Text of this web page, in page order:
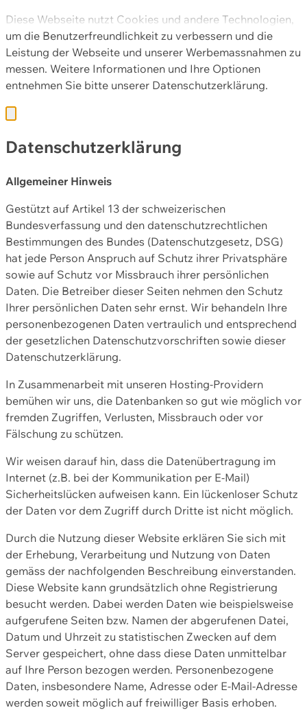
Diese Webseite nutzt Cookies und andere Technologien,
um die Benutzerfreundlichkeit zu verbessern und die
Leistung der Webseite und unserer Werbemassnahmen zu
messen. Weitere Informationen und Ihre Optionen
entnehmen Sie bitte unserer Datenschutzerklärung.
Datenschutzerklärung
Allgemeiner Hinweis
Gestützt auf Artikel 13 der schweizerischen
Bundesverfassung und den datenschutzrechtlichen
Bestimmungen des Bundes (Datenschutzgesetz, DSG)
hat jede Person Anspruch auf Schutz ihrer Privatsphäre
sowie auf Schutz vor Missbrauch ihrer persönlichen
Daten. Die Betreiber dieser Seiten nehmen den Schutz
Ihrer persönlichen Daten sehr ernst. Wir behandeln Ihre
personenbezogenen Daten vertraulich und entsprechend
der gesetzlichen Datenschutzvorschriften sowie dieser
Datenschutzerklärung.
In Zusammenarbeit mit unseren Hosting-Providern
bemühen wir uns, die Datenbanken so gut wie möglich vor
fremden Zugriffen, Verlusten, Missbrauch oder vor
Fälschung zu schützen.
Wir weisen darauf hin, dass die Datenübertragung im
Internet (z.B. bei der Kommunikation per E-Mail)
Sicherheitslücken aufweisen kann. Ein lückenloser Schutz
der Daten vor dem Zugriff durch Dritte ist nicht möglich.
Durch die Nutzung dieser Website erklären Sie sich mit
der Erhebung, Verarbeitung und Nutzung von Daten
gemäss der nachfolgenden Beschreibung einverstanden.
Diese Website kann grundsätzlich ohne Registrierung
besucht werden. Dabei werden Daten wie beispielsweise
aufgerufene Seiten bzw. Namen der abgerufenen Datei,
Datum und Uhrzeit zu statistischen Zwecken auf dem
Server gespeichert, ohne dass diese Daten unmittelbar
auf Ihre Person bezogen werden. Personenbezogene
Daten, insbesondere Name, Adresse oder E-Mail-Adresse
werden soweit möglich auf freiwilliger Basis erhoben.